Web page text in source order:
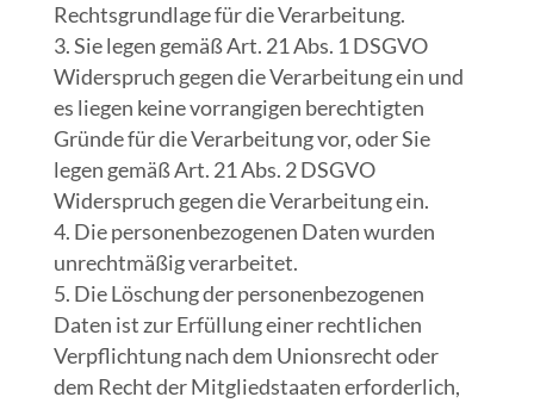
Rechtsgrundlage für die Verarbeitung.
Sie legen gemäß Art. 21 Abs. 1 DSGVO
Widerspruch gegen die Verarbeitung ein und
es liegen keine vorrangigen berechtigten
Gründe für die Verarbeitung vor, oder Sie
legen gemäß Art. 21 Abs. 2 DSGVO
Widerspruch gegen die Verarbeitung ein.
Die personenbezogenen Daten wurden
unrechtmäßig verarbeitet.
Die Löschung der personenbezogenen
Daten ist zur Erfüllung einer rechtlichen
Verpflichtung nach dem Unionsrecht oder
dem Recht der Mitgliedstaaten erforderlich,